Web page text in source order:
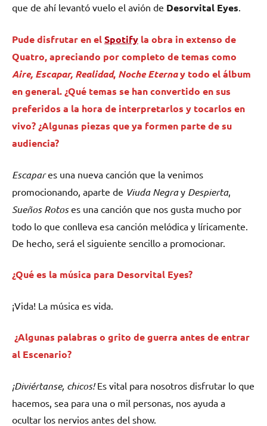
que de ahí levantó vuelo el avión de Desorvital Eyes
Pude disfrutar en elSpotify la obra in extenso de
Quatro, apreciando por completo de temas como
Aire, Escapar, Realidad, Noche Eternay todo el álbum
en general. ¿Qué temas se han convertido en sus
preferidos a la hora de interpretarlos y tocarlos en
vivo? ¿Algunas piezas que ya formen parte de su
audiencia?
Escapares una nueva canción que la venimos
promocionando, aparte de Viuda Negray Despierta,
Sueños Rotoses una canción que nos gusta mucho por
todo lo que conlleva esa canción melódica y líricamente.
De hecho, será el siguiente sencillo a promocionar.
¿Qué es la música para Desorvital Eyes?
¡Vida! La música es vida.
¿Algunas palabras o grito de guerra antes de entrar
al Escenario?
¡Diviértanse, chicos!Es vital para nosotros disfrutar lo que
hacemos, sea para una o mil personas, nos ayuda a
ocultar los nervios antes del show.